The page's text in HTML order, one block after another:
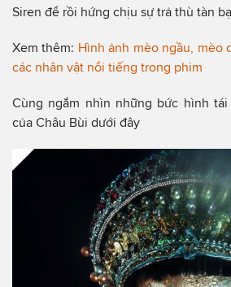
Siren để rồi hứng chịu sự trả thù tàn
Xem thêm: Hình ảnh mèo ngầu, mèo
các nhân vật nổi tiếng trong phim
Cùng ngắm nhìn những bức hình tái
của Châu Bùi dưới đây